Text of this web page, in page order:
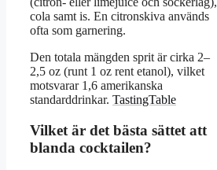
cola samt is. En citronskiva används
ofta som garnering.
Den totala mängden sprit är cirka 2–
2,5 oz (runt 1 oz rent etanol), vilket
motsvarar 1,6 amerikanska
standarddrinkar. TastingTable
Vilket är det bästa sättet att
blanda cocktailen?